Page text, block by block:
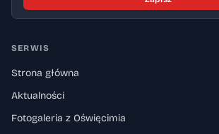
SERWIS
Strona główna
Aktualności
Fotogaleria z Oświęcimia